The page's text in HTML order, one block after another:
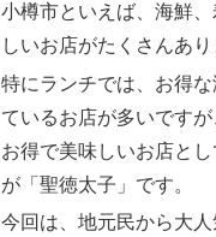
小樽市といえば、海鮮
しいお店がたくさんあり
特にランチでは、お得
ているお店が多いです
お得で美味しいお店と
が「聖徳太子」です。
今回は、地元民から大人